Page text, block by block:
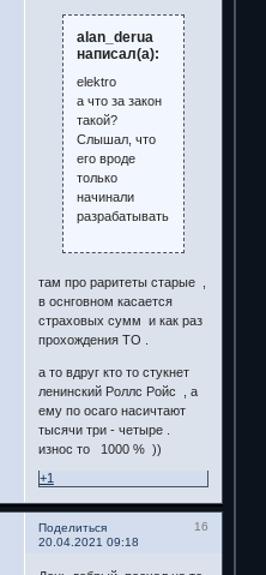
alan_derua
написал(а):
elektro
а что за закон
такой?
Слышал, что
его вроде
только
начинали
разрабатывать
там про раритеты старые ,
в оснговном касается
страховых сумм и как раз
прохождения ТО .
а то вдруг кто то стукнет
ленинский Роллс Ройс , а
ему по осаго насичтают
тысячи три - четыре .
износ то 1000 % ))
+1
Поделиться
16
20.04.2021 09:18